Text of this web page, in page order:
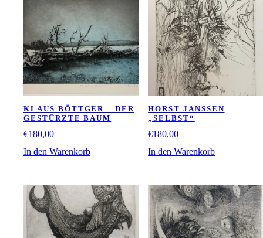
KLAUS BÖTTGER – DER
GESTÜRZTE BAUM
€180,00
In den Warenkorb
HORST JANSSEN
„SELBST“
€180,00
In den Warenkorb